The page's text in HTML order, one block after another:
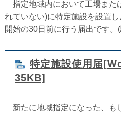
指定地域内において工場また
れていない)に特定施設を設置
開始の30日前に行う届出です。
特定施設使用届
35KB]
新たに地域指定になった、も